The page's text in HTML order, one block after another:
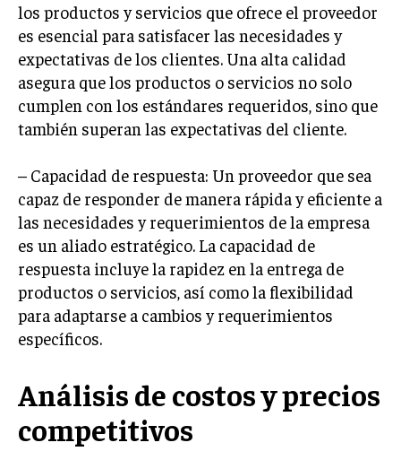
PLANIFICACIÓN EMPRESARIAL
FINANZAS
GESTIÓN DE RECURSOS FINANCIEROS
INVERSIONES Y MERCADOS FINANCIEROS
CONTABILIDAD EMPRESARIAL
ECONOMÍA EMPRESARIAL
INTERNACIONAL
NEGOCIOS INTERNACIONALES
COMERCIO INTERNACIONAL
EXPANSIÓN GLOBAL
ALIANZAS ESTRATÉGICAS
TECNOLOGIA
los productos y servicios que ofrece el proveedor
es esencial para satisfacer las necesidades y
expectativas de los clientes. Una alta calidad
asegura que los productos o servicios no solo
cumplen con los estándares requeridos, sino que
también superan las expectativas del cliente.
– Capacidad de respuesta: Un proveedor que sea
capaz de responder de manera rápida y eficiente a
las necesidades y requerimientos de la empresa
es un aliado estratégico. La capacidad de
respuesta incluye la rapidez en la entrega de
productos o servicios, así como la flexibilidad
para adaptarse a cambios y requerimientos
específicos.
Análisis de costos y precios
competitivos